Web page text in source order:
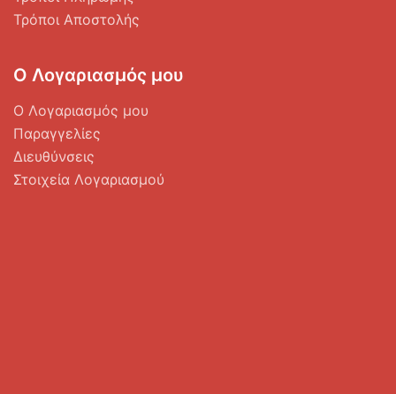
Τρόποι Αποστολής
Ο Λογαριασμός μου
Ο Λογαριασμός μου
Παραγγελίες
Διευθύνσεις
Στοιχεία Λογαριασμού